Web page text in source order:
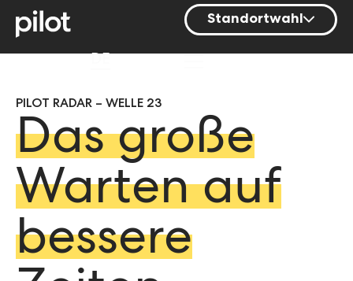
Standortwahl
Berlin
München
Nürnberg
Stuttgart
PILOT RADAR – WELLE 23
Das große
Warten auf
bessere